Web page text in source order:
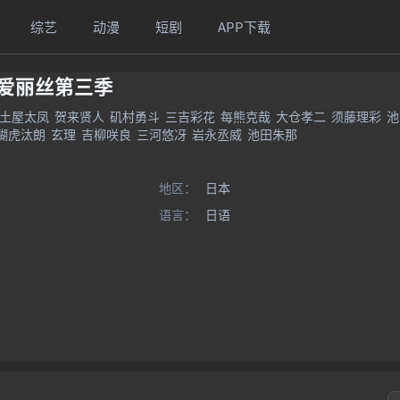
综艺 动漫 短剧 APP下载
丽丝第三季
屋太凤 贺来贤人 矶村勇斗 三吉彩花 每熊克哉 大仓孝二 须藤理彩
虎汰朗 玄理 吉柳咲良 三河悠冴 岩永丞威 池田朱那
地区：
日本
语言：
日语